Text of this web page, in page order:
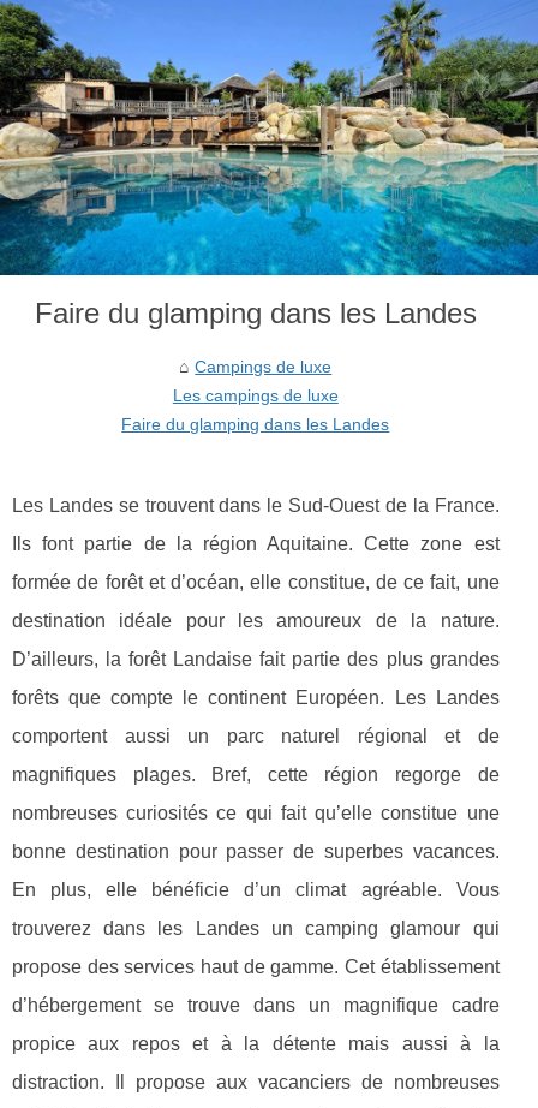
Faire du glamping dans les Landes
Campings de luxe
Les campings de luxe
Faire du glamping dans les Landes
Les Landes se trouvent dans le Sud-Ouest de la France.
Ils font partie de la région Aquitaine. Cette zone est
formée de forêt et d’océan, elle constitue, de ce fait, une
destination idéale pour les amoureux de la nature.
D’ailleurs, la forêt Landaise fait partie des plus grandes
forêts que compte le continent Européen. Les Landes
comportent aussi un parc naturel régional et de
magnifiques plages. Bref, cette région regorge de
nombreuses curiosités ce qui fait qu’elle constitue une
bonne destination pour passer de superbes vacances.
En plus, elle bénéficie d’un climat agréable. Vous
trouverez dans les Landes un camping glamour qui
propose des services haut de gamme. Cet établissement
d’hébergement se trouve dans un magnifique cadre
propice aux repos et à la détente mais aussi à la
distraction. Il propose aux vacanciers de nombreuses